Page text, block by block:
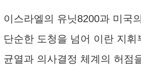
이스라엘의 유닛8200과 미국
단순한 도청을 넘어 이란 지휘
균열과 의사결정 체계의 허점